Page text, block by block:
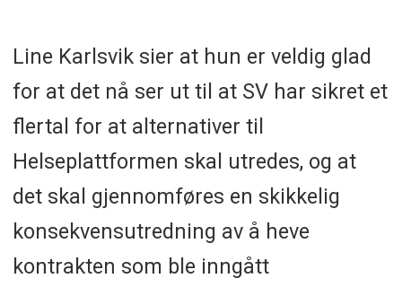
Line Karlsvik sier at hun er veldig glad
for at det nå ser ut til at SV har sikret et
flertal for at alternativer til
Helseplattformen skal utredes, og at
det skal gjennomføres en skikkelig
konsekvensutredning av å heve
kontrakten som ble inngått